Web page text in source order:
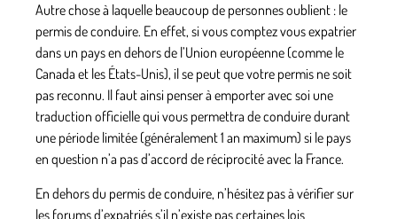
Autre chose à laquelle beaucoup de personnes oublient : le
permis de conduire. En effet, si vous comptez vous expatrier
dans un pays en dehors de l’Union européenne (comme le
Canada et les États-Unis), il se peut que votre permis ne soit
pas reconnu. Il faut ainsi penser à emporter avec soi une
traduction officielle qui vous permettra de conduire durant
une période limitée (généralement 1 an maximum) si le pays
en question n’a pas d’accord de réciprocité avec la France.
En dehors du permis de conduire, n’hésitez pas à vérifier sur
les forums d’expatriéss’il n’existe pas certaines lois